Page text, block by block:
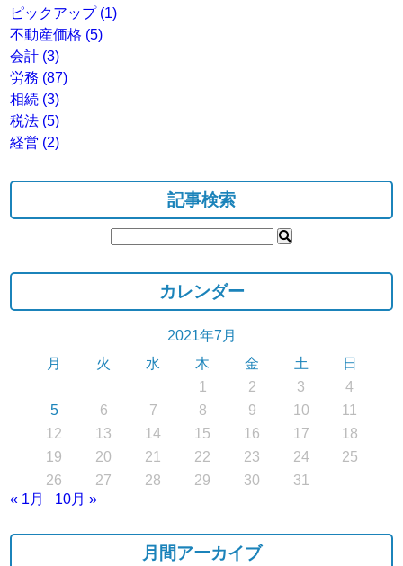
ピックアップ (1)
不動産価格 (5)
会計 (3)
労務 (87)
相続 (3)
税法 (5)
経営 (2)
記事検索
カレンダー
2021年7月
月
火 水 木 金 土
日
1
2 3
4
5
6 7 8 9 10
11
12
13 14 15 16 17
18
19
20 21 22 23 24
25
26
27 28 29 30
31
« 1月
10月 »
月間アーカイブ